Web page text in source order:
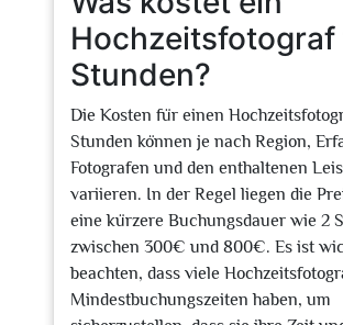
Hochzeitsfotograf
Stunden?
Die Kosten für einen
Stunden können je nach Region,
Fotografen und den enthaltenen
variieren. In der Regel liegen die
eine kürzere Buchungsdauer wie 2
zwischen 300€ und 800€. Es ist
beachten, dass viele
Mindestbuchungszeiten haben, um